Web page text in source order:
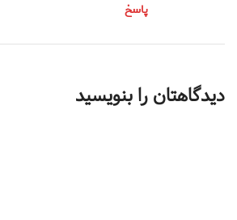
پاسخ
دیدگاهتان را بنویسید